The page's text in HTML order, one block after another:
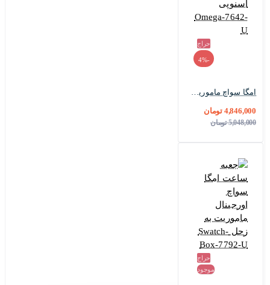
حراج
-4%
امگا سواچ ماموریت به ماه سفید اسنوپی Omega-7642-U
4,846,000 تومان
5,048,000 تومان
حراج
موجود